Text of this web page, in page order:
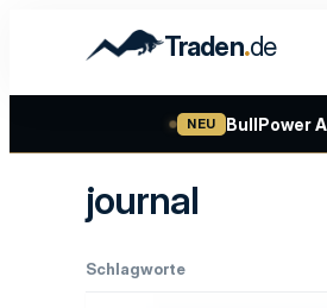
Traden.de
NEU BullPower
journal
Schlagworte